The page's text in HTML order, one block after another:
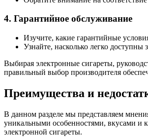
4. Гарантийное обслуживание
Изучите, какие гарантийные
Узнайте, насколько легко
Выбирая электронные сигареты,
правильный выбор производителя
Преимущества и
В данном разделе мы представляем
уникальными особенностями, вкусами и
электронной сигареты.